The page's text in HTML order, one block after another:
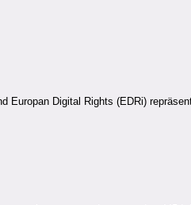
Europan Digital Rights (EDRi)